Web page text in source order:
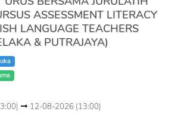
ASSESSMENT LITERACY
LANGUAGE TEACHERS
& PUTRAJAYA)
12-08-2026 (13:00)